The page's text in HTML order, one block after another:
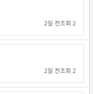
2일 전조회 2
2일 전조회 2